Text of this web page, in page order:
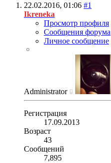
22.02.2016, 01:06 #1
Ikreneka
Просмотр профиля
Сообщения форума
Личное сообщение
Administrator
Регистрация
17.09.2013
Возраст
43
Сообщений
7,895